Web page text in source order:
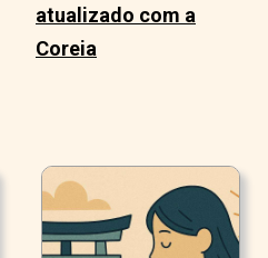
atualizado com a
Coreia